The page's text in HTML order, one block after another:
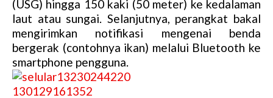
(USG) hingga 150 kaki (50 meter) ke kedalaman
laut atau sungai. Selanjutnya, perangkat bakal
mengirimkan notifikasi mengenai benda
bergerak (contohnya ikan) melalui Bluetooth ke
smartphone pengguna.